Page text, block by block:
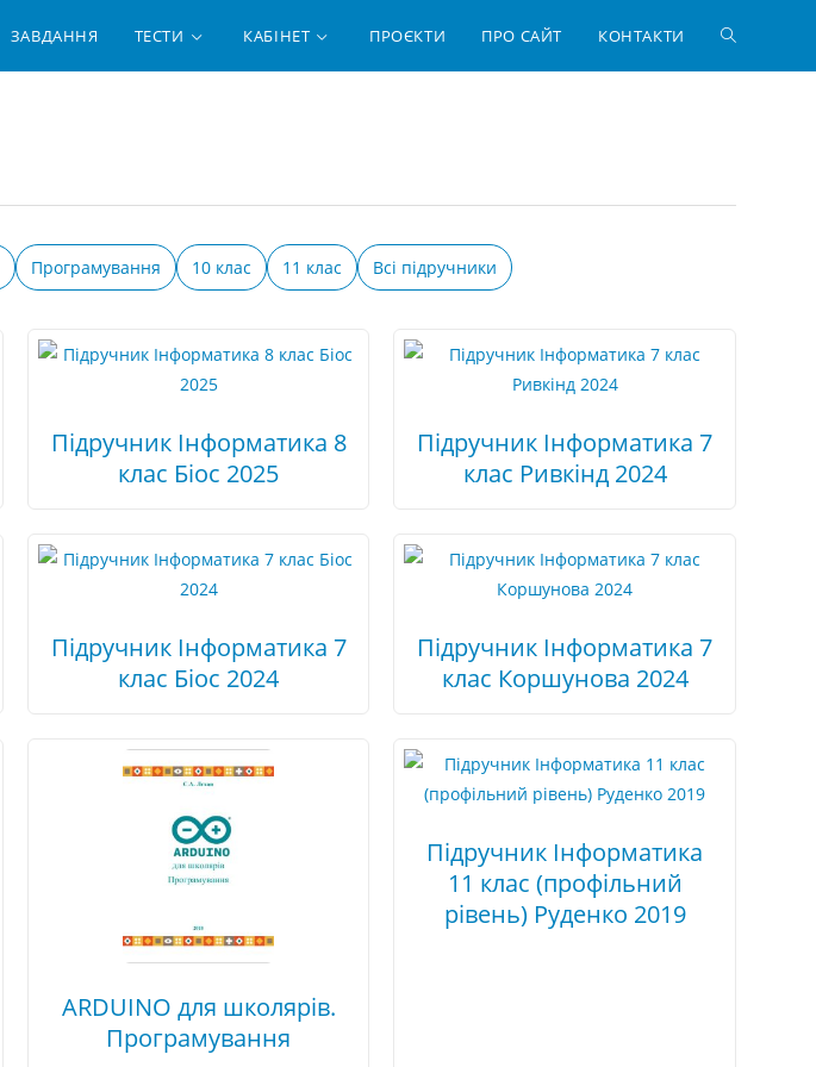
ЗАВДАННЯ ТЕСТИ КАБІНЕТ ПРОЄКТИ ПРО САЙТ КОНТАКТИ
Програмування 10 клас 11 клас Всі підручники
Підручник Інформатика 8
клас Біос 2025
Підручник Інформатика 7
клас Ривкінд 2024
Підручник Інформатика 7
клас Біос 2024
Підручник Інформатика 7
клас Коршунова 2024
ARDUINO для школярів.
Програмування
Підручник Інформатика
11 клас (профільний
рівень) Руденко 2019